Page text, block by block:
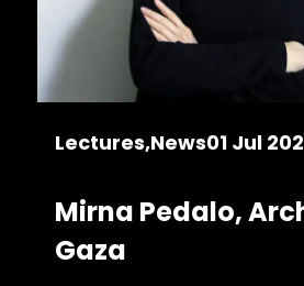
Lectures News01 Jul
Mirna Pedalo,
Gaza